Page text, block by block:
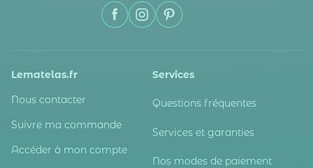
Lematelas.fr
Nous contacter
Suivre ma commande
Accéder à mon compte
Services
Questions fréquentes
Services et garanties
Nos modes de paiement